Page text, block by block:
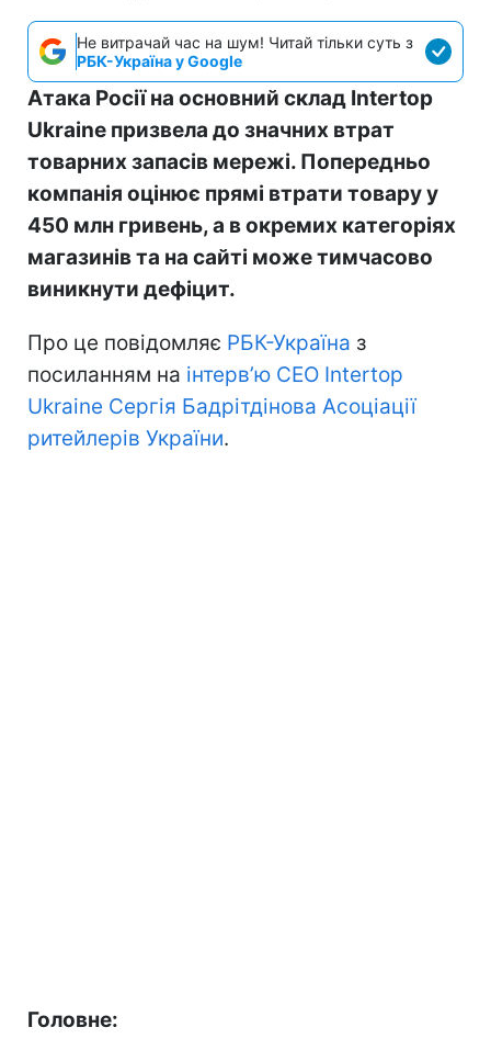
Не витрачай час на шум! Читай тільки суть з
РБК-Україна у Google
Атака Росії на основний склад Intertop
Ukraine призвела до значних втрат
товарних запасів мережі. Попередньо
компанія оцінює прямі втрати товару у
450 млн гривень, а в окремих категоріях
магазинів та на сайті може тимчасово
виникнути дефіцит.
Про це повідомляє РБК-Україна з
посиланням на інтерв’ю CEO Intertop
Ukraine Сергія Бадрітдінова Асоціації
ритейлерів України.
Головне: